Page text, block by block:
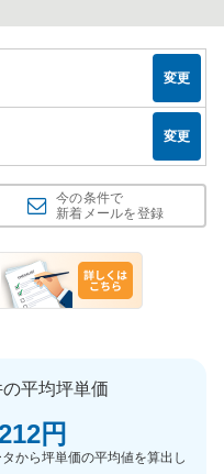
変更
変更
今の条件で
新着メールを登録
平均坪単価
円
から坪単価の平均値を算出し